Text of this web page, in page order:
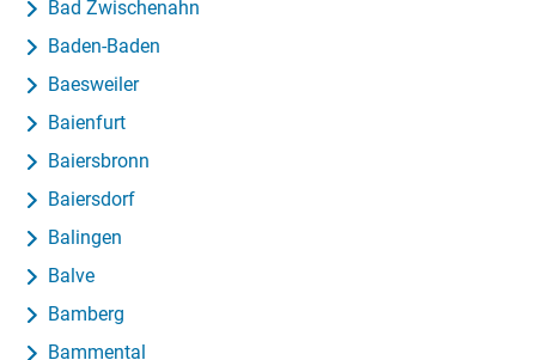
Bad Zwischenahn
Baden-Baden
Baesweiler
Baienfurt
Baiersbronn
Baiersdorf
Balingen
Balve
Bamberg
Bammental